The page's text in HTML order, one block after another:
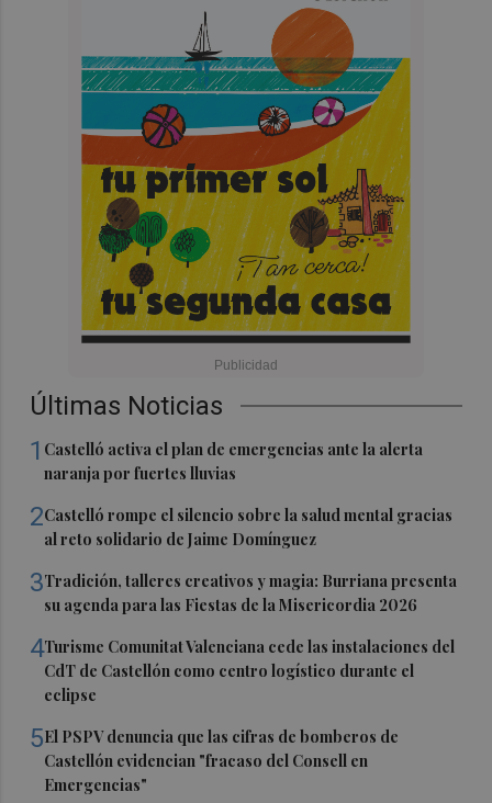
Últimas Noticias
1 Castelló activa el plan de emergencias ante la alerta
naranja por fuertes lluvias
2Castelló rompe el silencio sobre la salud mental gracias
al reto solidario de Jaime Domínguez
3Tradición, talleres creativos y magia: Burriana presenta
su agenda para las Fiestas de la Misericordia 2026
4Turisme Comunitat Valenciana cede las instalaciones del
CdT de Castellón como centro logístico durante el
eclipse
5El PSPV denuncia que las cifras de bomberos de
Castellón evidencian "fracaso del Consell en
Emergencias"